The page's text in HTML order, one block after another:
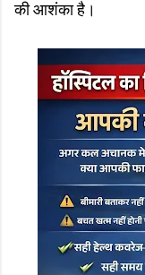
की आशंका है।